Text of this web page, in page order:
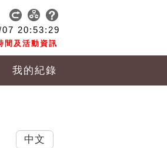
20:53:30
間及活動資訊
我的紀錄